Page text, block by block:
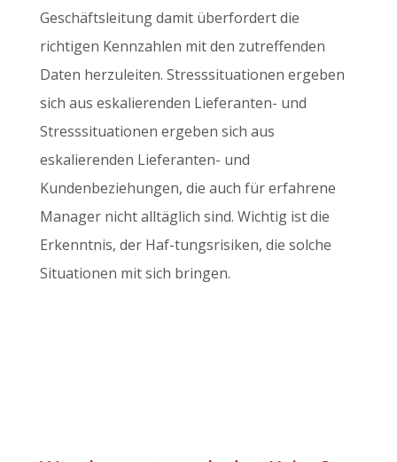
Geschäftsleitung damit überfordert die
richtigen Kennzahlen mit den zutreffenden
Daten herzuleiten. Stresssituationen ergeben
sich aus eskalierenden Lieferanten- und
Stresssituationen ergeben sich aus
eskalierenden Lieferanten- und
Kundenbeziehungen, die auch für erfahrene
Manager nicht alltäglich sind. Wichtig ist die
Erkenntnis, der Haf-tungsrisiken, die solche
Situationen mit sich bringen.